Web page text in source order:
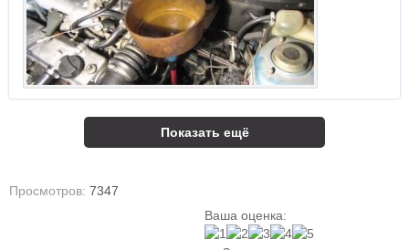
Показать ещё
Просмотров: 7347
Ваша оценка: